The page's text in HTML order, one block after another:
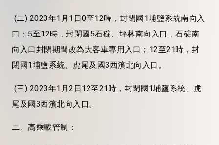
(二) 2023年1月1日0至12時，封閉國1埔鹽系統南向入
口；5至12時，封閉國5石碇、坪林南向入口，石碇南
向入口封閉期間改為大客車專用入口；12至21時，封
閉國1埔鹽系統、虎尾及國3西濱北向入口。
(三) 2023年1月2日12至21時，封閉國1埔鹽系統、虎
尾及國3西濱北向入口。
二、高乘載管制：